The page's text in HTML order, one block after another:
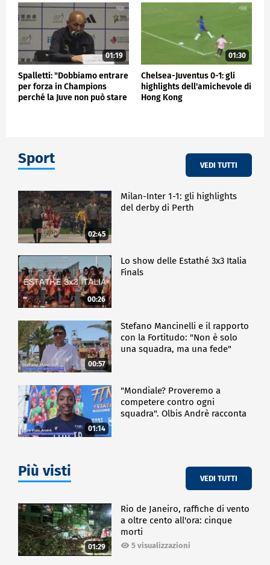
01:19
Spalletti: "Dobbiamo entrare
per forza in Champions
perché la Juve non può stare
01:30
Chelsea-Juventus 0-1: gli
highlights dell'amichevole di
Hong Kong
Sport VEDI TUTTI
02:45
Milan-Inter 1-1: gli highlights
del derby di Perth
00:26
Lo show delle Estathé 3x3 Italia
Finals
00:57
Stefano Mancinelli e il rapporto
con la Fortitudo: "Non è solo
una squadra, ma una fede"
01:14
"Mondiale? Proveremo a
competere contro ogni
squadra". Olbis Andrè racconta
Più visti VEDI TUTTI
01:29
Rio de Janeiro, raffiche di vento
a oltre cento all'ora: cinque
morti
5 visualizzazioni